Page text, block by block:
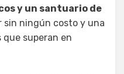
y un santuario de
sin ningún costo y una
que superan en